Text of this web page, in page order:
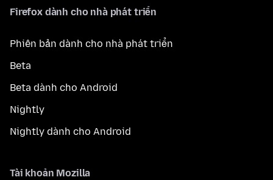
Firefox dành cho nhà phát triển
Phiên bản dành cho nhà phát triển
Beta
Beta dành cho Android
Nightly
Nightly dành cho Android
Tài khoản Mozilla